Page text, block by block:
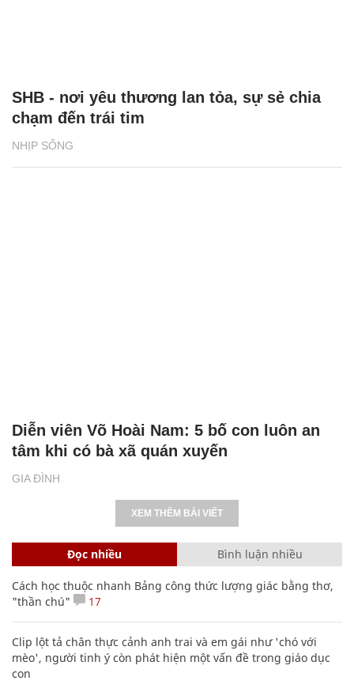
NHỊP SỐNG
SHB - nơi yêu thương lan tỏa, sự sẻ chia
chạm đến trái tim
GIA ĐÌNH
Diễn viên Võ Hoài Nam: 5 bố con luôn an
tâm khi có bà xã quán xuyến
XEM THÊM BÀI VIẾT
Đọc nhiều Bình luận nhiều
Cách học thuộc nhanh Bảng công thức lượng giác bằng thơ,
"thần chú"
17
Clip lột tả chân thực cảnh anh trai và em gái như 'chó với
mèo', người tinh ý còn phát hiện một vấn đề trong giáo dục
con